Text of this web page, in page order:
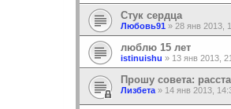
Стук сердца
Любовь91 » 28 янв 2013,
люблю 15 лет
istinuishu » 13 янв 2013,
Прошу совета:
Лизбета » 14 янв 2013,